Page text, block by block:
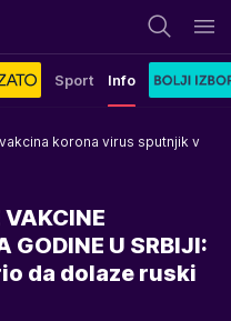
Sport Info
korona virus sputnjik v
GODINE U SRBIJI:
da dolaze ruski